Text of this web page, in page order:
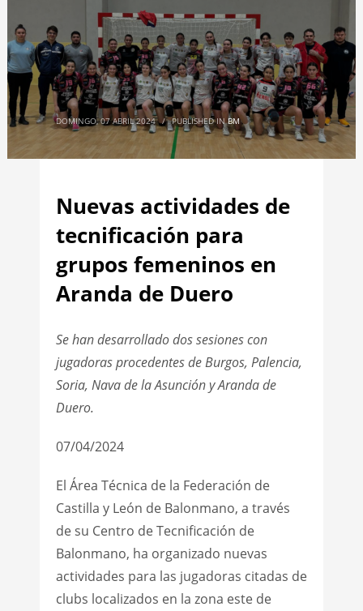
DOMINGO, 07 ABRIL 2024 / PUBLISHED INBM
Nuevas actividades de
tecnificación para
grupos femeninos en
Aranda de Duero
Se han desarrollado dos sesiones con
jugadoras procedentes de Burgos, Palencia,
Soria, Nava de la Asunción y Aranda de
Duero.
07/04/2024
El Área Técnica de la Federación de
Castilla y León de Balonmano, a través
de su Centro de Tecnificación de
Balonmano, ha organizado nuevas
actividades para las jugadoras citadas de
clubs localizados en la zona este de